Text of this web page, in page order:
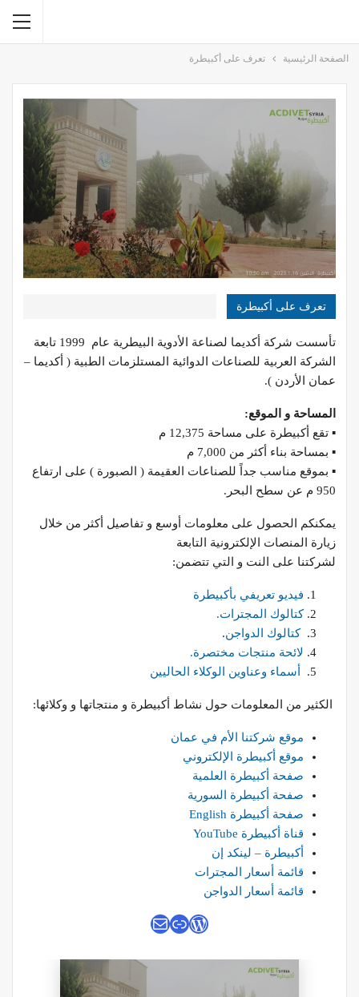
الصفحة الرئيسية تعرف على أكبيطرة
تعرف على أكبيطرة
تأسست شركة أكديما لصناعة الأدوية البيطرية عام 1999 تابعة
الشركة العربية للصناعات الدوائية المستلزمات الطبية ( أكديما –
عمان الأردن ).
المساحة و الموقع:
▪ تقع أكبيطرة على مساحة 12,375 م
▪ بمساحة بناء أكثر من 7,000 م
▪ بموقع مناسب جداً للصناعات العقيمة ( الصبورة ) على ارتفاع
950 م عن سطح البحر.
يمكنكم الحصول على معلومات أوسع و تفاصيل أكثر من خلال
زيارة المنصات الإلكترونية التابعة
لشركتنا على النت و التي تتضمن:
فيديو تعريفي بأكبيطرة
كتالوك المجترات.
كتالوك الدواجن.
لائحة منتجات مختصرة.
أسماء وعناوين الوكلاء الحاليين
الكثير من المعلومات حول نشاط أكبيطرة و منتجاتها و وكلائها:
موقع شركتنا الأم في عمان
موقع أكبيطرة الإلكتروني
صفحة أكبيطرة العلمية
صفحة أكبيطرة السورية
صفحة أكبيطرة English
قناة أكبيطرة YouTube
أكبيطرة – لينكد إن
قائمة أسعار المجترات
قائمة أسعار الدواجن
ووردبريس
رابط
بريد